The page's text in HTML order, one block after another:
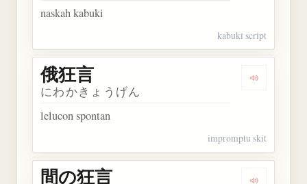
naskah kabuki
kabuki script
Dengarkan
俄狂言
にわかきょうげん
lelucon spontan
impromptu skit
間の狂言